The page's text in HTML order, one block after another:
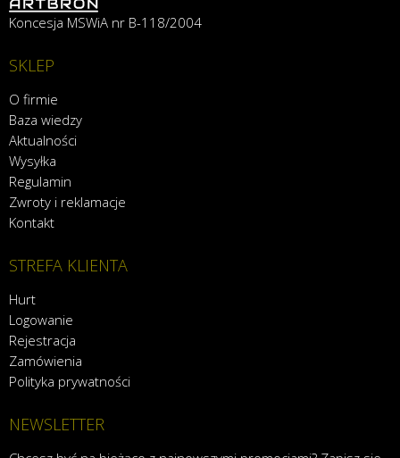
Koncesja MSWiA nr B-118/2004
SKLEP
O firmie
Baza wiedzy
Aktualności
Wysyłka
Regulamin
Zwroty i reklamacje
Kontakt
STREFA KLIENTA
Hurt
Logowanie
Rejestracja
Zamówienia
Polityka prywatności
NEWSLETTER